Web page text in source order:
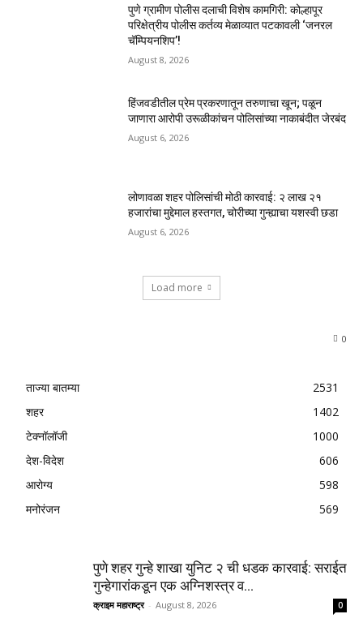
पुणे ग्रामीण पोलीस दलाची विशेष कामगिरी: कोल्हापूर
परिक्षेत्रीय पोलीस कर्तव्य मेळाव्यात पटकावली ‘जनरल
चॅम्पियनशिप’!
August 8, 2026
हिंजवडीतील प्रेम प्रकरणातून तरुणाचा खून; पळून
जाणारा आरोपी उरूळीकांचन पोलिसांच्या नाकाबंदीत जेरबंद
August 6, 2026
लोणावळा शहर पोलिसांची मोठी कारवाई: २ लाख २१
हजारांचा मुद्देमाल हस्तगत, चोरीच्या गुन्ह्याचा यशस्वी छडा
August 6, 2026
Load more
0
ताज्या बातम्या
2531
शहर
1402
टेक्नॉलॉजी
1000
देश-विदेश
606
आरोग्य
598
मनोरंजन
569
पुणे शहर गुन्हे शाखा युनिट २ ची धडक कारवाई: सराईत
गुन्हेगारांकडून एक अग्निशस्त्र व...
क्राइम महाराष्ट्र - August 8, 2026 0